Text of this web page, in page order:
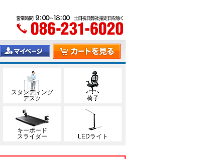
スタンディング
デスク
椅子
キーボード
スライダー
LEDライト